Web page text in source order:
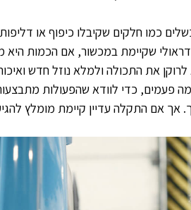
כמו חלקים שקיבלו כיפוף או
שקיימת במכשור, אם הכמות היא
את התכולה ולמלא נוזל חדש
פעמים, כדי לוודא שהפעולות
אם התקלה עדיין קיימת מומלץ